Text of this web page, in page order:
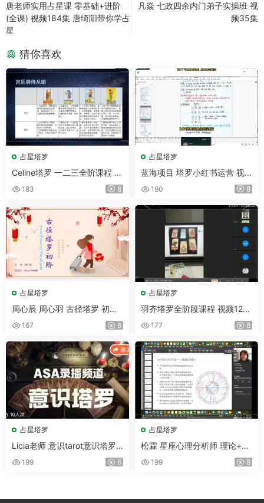
唐老师实用占星课 零基础+进阶
(全课) 视频184集 唐绮阳带你学占
星
凡焱 七政四余内门弟子实操班 视
频35集
猜你喜欢
占星塔罗
Celine塔罗 一二三全阶课程 视
频23集
183 8
占星塔罗
蓝海项目 塔罗小红书运营 视
频5集(带字幕)
190 8
占星塔罗
周心辰 周心羽 古径塔罗 初级
＋中级研讨会 视频20集
167 8
占星塔罗
羽齐塔罗全阶段课程 视频127
集 177 8
占星塔罗
Licia老师 意识tarot意识塔罗
课程 视频8集
199 6
占星塔罗
松霖 星座心理分析师 理论+实
战 视频137集
199 8